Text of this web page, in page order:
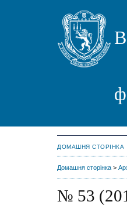
ДОМАШНЯ СТОРІНКА
Домашня сторінка >
№ 53